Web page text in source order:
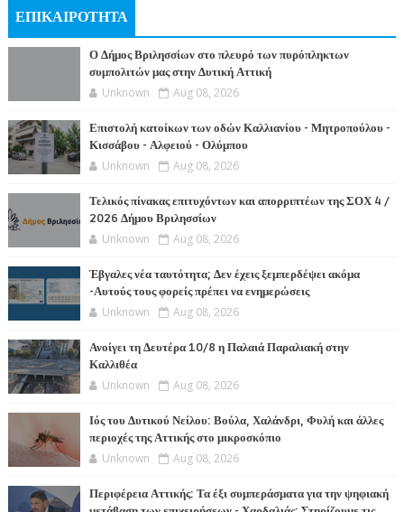
ΕΠΙΚΑΙΡΟΤΗΤΑ
Ο Δήμος Βριλησσίων στο πλευρό των πυρόπληκτων
συμπολιτών μας στην Δυτική Αττική
Unknown Aug 08, 2026
Επιστολή κατοίκων των οδών Καλλιανίου - Μητροπούλου -
Κισσάβου - Αλφειού - Ολύμπου
Unknown Aug 08, 2026
Τελικός πίνακας επιτυχόντων και απορριπτέων της ΣΟΧ 4 /
2026 Δήμου Βριλησσίων
Unknown Aug 08, 2026
Έβγαλες νέα ταυτότητα; Δεν έχεις ξεμπερδέψει ακόμα
-Αυτούς τους φορείς πρέπει να ενημερώσεις
Unknown Aug 08, 2026
Ανοίγει τη Δευτέρα 10/8 η Παλαιά Παραλιακή στην
Καλλιθέα
Unknown Aug 08, 2026
Ιός του Δυτικού Νείλου: Βούλα, Χαλάνδρι, Φυλή και άλλες
περιοχές της Αττικής στο μικροσκόπιο
Unknown Aug 08, 2026
Περιφέρεια Αττικής: Τα έξι συμπεράσματα για την ψηφιακή